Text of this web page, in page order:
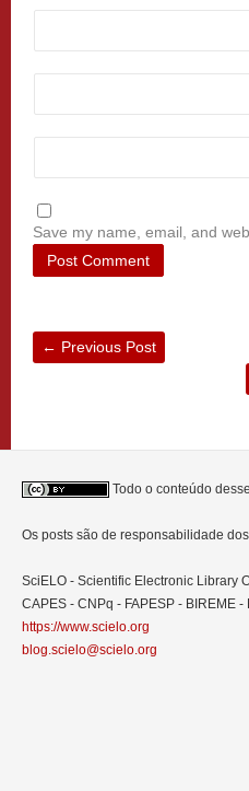
Save my name, email, and
← Previous Post
Todo o conteúdo
Os posts são de responsabilidade
SciELO - Scientific Electronic Library
CAPES - CNPq - FAPESP - BIREME -
https://www.scielo.org
blog.scielo@scielo.org